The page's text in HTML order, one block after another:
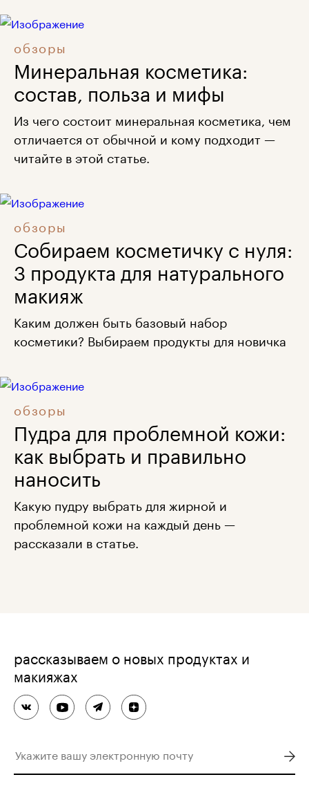
обзоры
Минеральная косметика:
состав, польза и мифы
Из чего состоит минеральная косметика, чем
отличается от обычной и кому подходит —
читайте в этой статье.
обзоры
Собираем косметичку с нуля:
3 продукта для натурального
макияж
Каким должен быть базовый набор
косметики? Выбираем продукты для новичка
обзоры
Пудра для проблемной кожи:
как выбрать и правильно
наносить
Какую пудру выбрать для жирной и
проблемной кожи на каждый день —
рассказали в статье.
рассказываем о новых продуктах и
макияжах